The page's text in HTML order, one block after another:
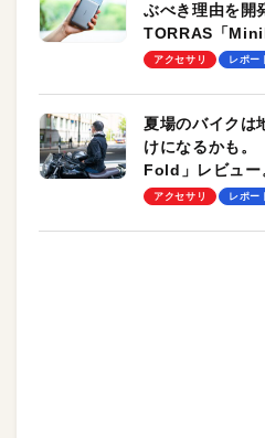
ぶべき理由を開
TORRAS「
ーも
アクセサリ レポー
夏場のバイクは
けになるかも
Fold」レビュー
却プレート、シ
アクセサリ レポー